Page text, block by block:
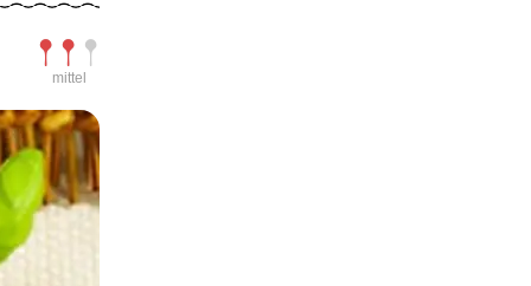
Schwierigkeit
mittel